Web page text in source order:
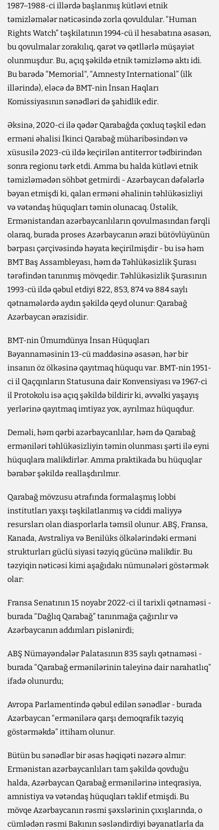
1987–1988-ci illərdə başlanmış kütləvi etnik
təmizləmələr nəticəsində zorla qovuldular. “Human
Rights Watch” təşkilatının 1994-cü il hesabatına əsasən,
bu qovulmalar zorakılıq, qarət və qətllərlə müşayiət
olunmuşdur. Bu, açıq şəkildə etnik təmizləmə aktı idi.
Bu barədə "Memorial", “Amnesty International” (ilk
illərində), eləcə də BMT-nin İnsan Haqları
Komissiyasının sənədləri də şahidlik edir.
Əksinə, 2020-ci ilə qədər Qarabağda çoxluq təşkil edən
erməni əhalisi İkinci Qarabağ müharibəsindən və
xüsusilə 2023-cü ildə keçirilən antiterror tədbirindən
sonra regionu tərk etdi. Amma bu halda kütləvi etnik
təmizləmədən söhbət getmirdi - Azərbaycan dəfələrlə
bəyan etmişdi ki, qalan erməni əhalinin təhlükəsizliyi
və vətəndaş hüquqları təmin olunacaq. Üstəlik,
Ermənistandan azərbaycanlıların qovulmasından fərqli
olaraq, burada proses Azərbaycanın ərazi bütövlüyünün
bərpası çərçivəsində həyata keçirilmişdir - bu isə həm
BMT Baş Assambleyası, həm də Təhlükəsizlik Şurası
tərəfindən tanınmış mövqedir. Təhlükəsizlik Şurasının
1993-cü ildə qəbul etdiyi 822, 853, 874 və 884 saylı
qətnamələrdə aydın şəkildə qeyd olunur: Qarabağ
Azərbaycan ərazisidir.
BMT-nin Ümumdünya İnsan Hüquqları
Bəyannaməsinin 13-cü maddəsinə əsasən, hər bir
insanın öz ölkəsinə qayıtmaq hüququ var. BMT-nin 1951-
ci il Qaçqınların Statusuna dair Konvensiyası və 1967-ci
il Protokolu isə açıq şəkildə bildirir ki, əvvəlki yaşayış
yerlərinə qayıtmaq imtiyaz yox, ayrılmaz hüquqdur.
Deməli, həm qərbi azərbaycanlılar, həm də Qarabağ
erməniləri təhlükəsizliyin təmin olunması şərti ilə eyni
hüquqlara malikdirlər. Amma praktikada bu hüquqlar
bərabər şəkildə reallaşdırılmır.
Qarabağ mövzusu ətrafında formalaşmış lobbi
institutları yaxşı təşkilatlanmış və ciddi maliyyə
resursları olan diasporlarla təmsil olunur. ABŞ, Fransa,
Kanada, Avstraliya və Benilüks ölkələrindəki erməni
strukturları güclü siyasi təzyiq gücünə malikdir. Bu
təzyiqin nəticəsi kimi aşağıdakı nümunələri göstərmək
olar:
Fransa Senatının 15 noyabr 2022-ci il tarixli qətnaməsi -
burada “Dağlıq Qarabağ” tanınmağa çağırılır və
Azərbaycanın addımları pislənirdi;
ABŞ Nümayəndələr Palatasının 835 saylı qətnaməsi -
burada “Qarabağ ermənilərinin taleyinə dair narahatlıq”
ifadə olunurdu;
Avropa Parlamentində qəbul edilən sənədlər - burada
Azərbaycan “ermənilərə qarşı demoqrafik təzyiq
göstərməkdə” ittiham olunur.
Bütün bu sənədlər bir əsas həqiqəti nəzərə almır:
Ermənistan azərbaycanlıları tam şəkildə qovduğu
halda, Azərbaycan Qarabağ ermənilərinə inteqrasiya,
amnistiya və vətəndaş hüquqları təklif etmişdi. Bu
mövqe Azərbaycanın rəsmi şəxslərinin çıxışlarında, o
cümlədən rəsmi Bakının səsləndirdiyi bəyanatlarla da